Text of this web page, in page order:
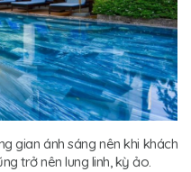
gian ánh sáng nên khi khách
trở nên lung linh, kỳ ảo.